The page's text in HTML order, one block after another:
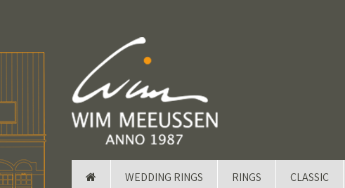
WEDDING RINGS RINGS CLASSIC